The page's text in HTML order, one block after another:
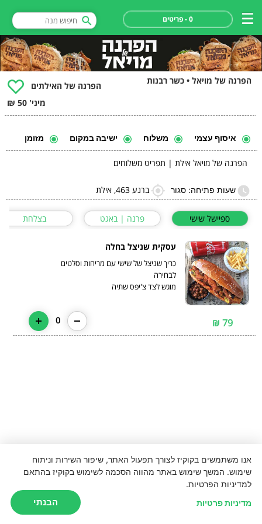
0 - פריטים
הפרנה של האילתים
הפרנה של מויאל • כשר רבנות
מיני' 50 ₪
איסוף עצמי משלוח ישיבה במקום מזומן
הפרנה של מויאל אילת | תפריט משלוחים
שעות פתיחה: סגור ברנע 463, אילת
ספיישל שישי פרנה | באגט בצלחת
עסקית שניצל בחלה
כריך שניצל של שישי עם מריחות וסלטים
מוגש לצד צ'יפס שתיה
79 ₪
0
אנו משתמשים בקוקיז לצורך תפעול האתר, שיפור השירות וניתוח
שימוש. המשך שימוש באתר מהווה הסכמה לשימוש בקוקיז בהתאם
למדיניות הפרטיות.
מדיניות פרטיות
הבנתי